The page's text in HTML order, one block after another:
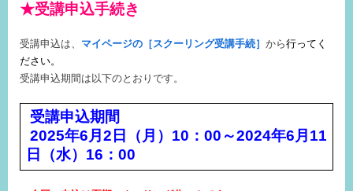
★受講申込手続き
受講申込は、 マイページの ［スクーリング受講手続］ から行ってく
ださい。
受講申込期間は以下のとおりです。
受講申込期間
2025年6月2日（月） 10 ： 00 ～2024年6月11
日（水） 16 ： 00